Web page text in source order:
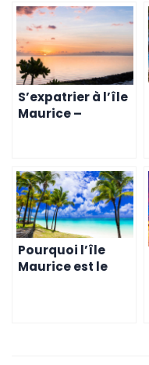
S’expatrier à l’île
Maurice –
entrepreneurs
belges
Pourquoi l’île
Maurice est le